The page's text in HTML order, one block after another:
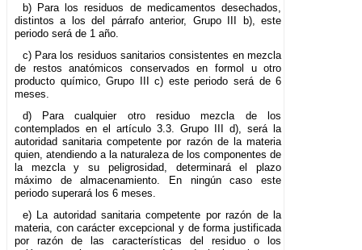
b) Para los residuos de medicamentos desechados,
distintos a los del párrafo anterior, Grupo III b), este
periodo será de 1 año.
c) Para los residuos sanitarios consistentes en mezcla
de restos anatómicos conservados en formol u otro
producto químico, Grupo III c) este periodo será de 6
meses.
d) Para cualquier otro residuo mezcla de los
contemplados en el artículo 3.3. Grupo III d), será la
autoridad sanitaria competente por razón de la materia
quien, atendiendo a la naturaleza de los componentes de
la mezcla y su peligrosidad, determinará el plazo
máximo de almacenamiento. En ningún caso este
periodo superará los 6 meses.
e) La autoridad sanitaria competente por razón de la
materia, con carácter excepcional y de forma justificada
por razón de las características del residuo o los